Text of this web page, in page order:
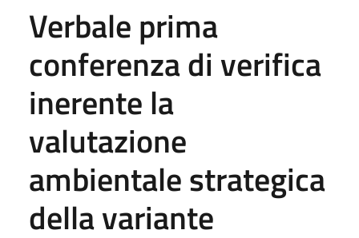
Verbale prima
conferenza di verifica
inerente la
valutazione
ambientale strategica
della variante